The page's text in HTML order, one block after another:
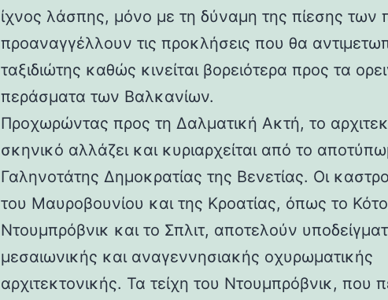
ίχνος λάσπης, μόνο με τη δύναμη της πίεσης των
προαναγγέλλουν τις προκλήσεις που θα
ταξιδιώτης καθώς κινείται βορειότερα προς τα
περάσματα των Βαλκανίων.
Προχωρώντας προς τη Δαλματική Ακτή, το
σκηνικό αλλάζει και κυριαρχείται από το
Γαληνοτάτης Δημοκρατίας της Βενετίας. Οι
του Μαυροβουνίου και της Κροατίας, όπως το
Ντουμπρόβνικ και το Σπλιτ, αποτελούν
μεσαιωνικής και αναγεννησιακής οχυρωματικής
αρχιτεκτονικής. Τα τείχη του Ντουμπρόβνικ, που